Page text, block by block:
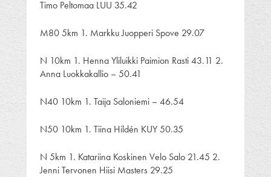
Timo Peltomaa LUU 35.42
M80 5km 1. Markku Juopperi Spove 29.07
N 10km 1. Henna Yliluikki Paimion Rasti 43.11 2.
Anna Luokkakallio – 50.41
N40 10km 1. Taija Saloniemi – 46.54
N50 10km 1. Tiina Hildén KUY 50.35
N 5km 1. Katariina Koskinen Velo Salo 21.45 2.
Jenni Tervonen Hiisi Masters 29.25